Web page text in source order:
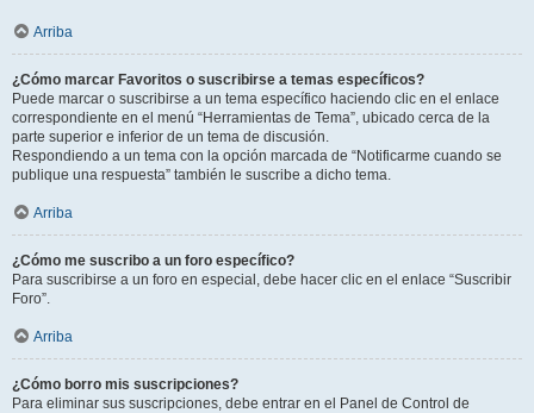
Arriba
¿Cómo marcar Favoritos o suscribirse a temas específicos?
Puede marcar o suscribirse a un tema específico haciendo clic en el enlace
correspondiente en el menú “Herramientas de Tema”, ubicado cerca de la
parte superior e inferior de un tema de discusión.
Respondiendo a un tema con la opción marcada de “Notificarme cuando se
publique una respuesta” también le suscribe a dicho tema.
Arriba
¿Cómo me suscribo a un foro específico?
Para suscribirse a un foro en especial, debe hacer clic en el enlace “Suscribir
Foro”.
Arriba
¿Cómo borro mis suscripciones?
Para eliminar sus suscripciones, debe entrar en el Panel de Control de